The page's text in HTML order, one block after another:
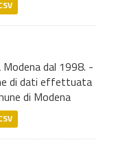
dal 1998. -
di dati effettuata
di Modena